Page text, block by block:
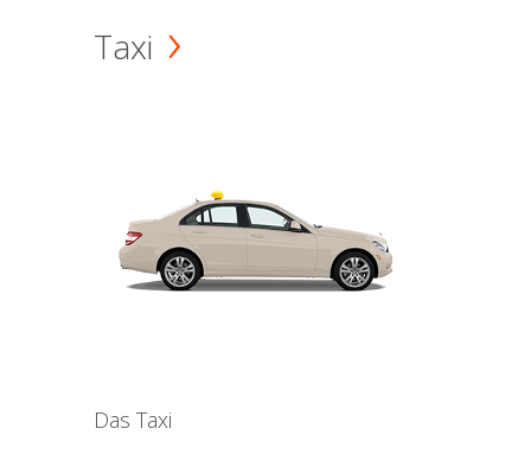
Taxi
Das Taxi